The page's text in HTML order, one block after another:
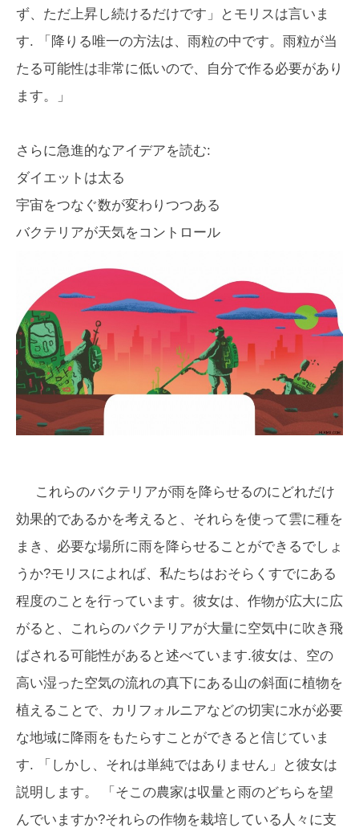
ず、ただ上昇し続けるだけです」とモリスは言いま
す. 「降りる唯一の方法は、雨粒の中です。雨粒が当
たる可能性は非常に低いので、自分で作る必要があり
ます。」
さらに急進的なアイデアを読む:
ダイエットは太る
宇宙をつなぐ数が変わりつつある
バクテリアが天気をコントロール
これらのバクテリアが雨を降らせるのにどれだけ
効果的であるかを考えると、それらを使って雲に種を
まき、必要な場所に雨を降らせることができるでしょ
うか?モリスによれば、私たちはおそらくすでにある
程度のことを行っています。彼女は、作物が広大に広
がると、これらのバクテリアが大量に空気中に吹き飛
ばされる可能性があると述べています.彼女は、空の
高い湿った空気の流れの真下にある山の斜面に植物を
植えることで、カリフォルニアなどの切実に水が必要
な地域に降雨をもたらすことができると信じていま
す. 「しかし、それは単純ではありません」と彼女は
説明します。 「そこの農家は収量と雨のどちらを望
んでいますか?それらの作物を栽培している人々に支